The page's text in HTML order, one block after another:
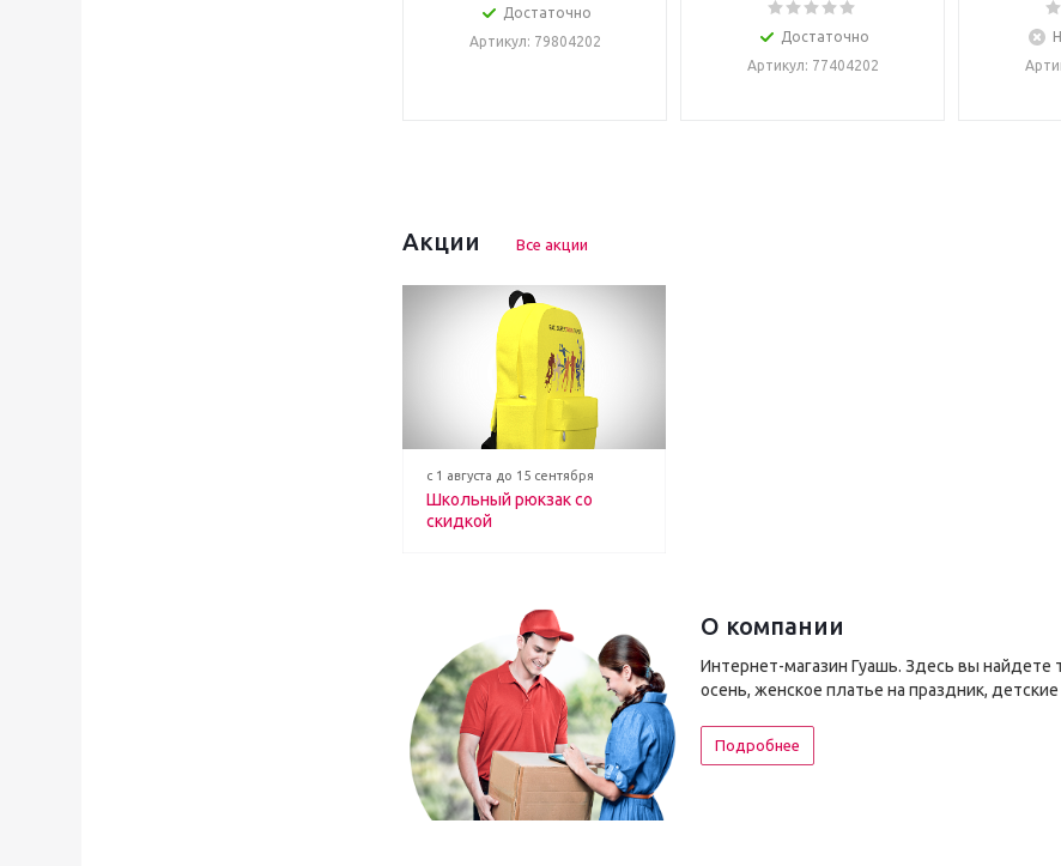
Достаточно
Артикул: 79804202
Достаточно
Артикул: 77404202
Акции Все акции
с 1 августа до 15 сентября
Школьный рюкзак со
скидкой
О компании
Интернет-магазин Гуашь. Здесь вы найдете
осень, женское платье на праздник,
Подробнее